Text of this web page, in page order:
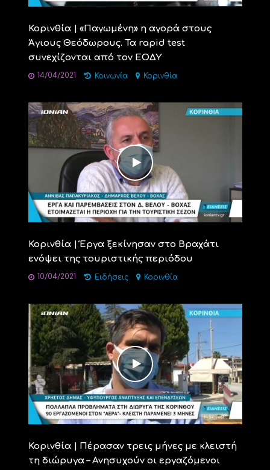
Κορινθία | «Παγωμένη» η αγορά στους
Άγιους Θεόδωρους. Τα rapid test
συνεχίζονται από τον ΕΟΔΥ
14/04/2021 Κοινωνία Κορινθία
Κορινθία | Έργα ξεκίνησαν στο Βραχάτι
ενόψει της τουριστικής περιόδου
10/04/2021 Ειδήσεις Κορινθία
Κορινθία | Πέρασαν τρεις μήνες με κλειστή
τη διώρυγα – Ανησυχούν οι εργαζόμενοι